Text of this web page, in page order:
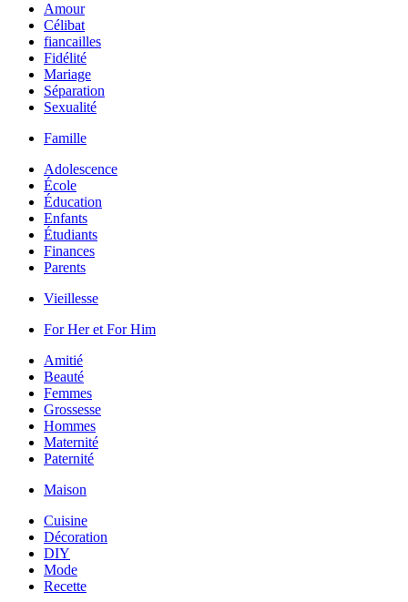
Amour
Célibat
fiancailles
Fidélité
Mariage
Séparation
Sexualité
Famille
Adolescence
École
Éducation
Enfants
Étudiants
Finances
Parents
Vieillesse
For Her et For Him
Amitié
Beauté
Femmes
Grossesse
Hommes
Maternité
Paternité
Maison
Cuisine
Décoration
DIY
Mode
Recette